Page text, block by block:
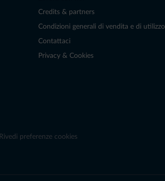
Credits & partners
Condizioni generali di vendita e di utilizzo
Contattaci
Privacy & Cookies
Rivedi preferenze cookies